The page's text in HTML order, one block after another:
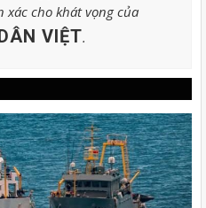
cho khát vọng của
VIỆT.